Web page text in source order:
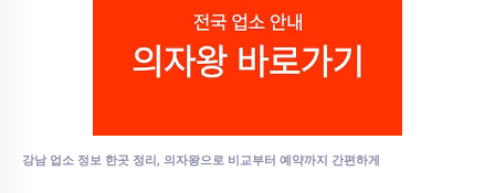
강남 업소 정보 한곳 정리, 의자왕으로 비교부터 예약까지 간편하게